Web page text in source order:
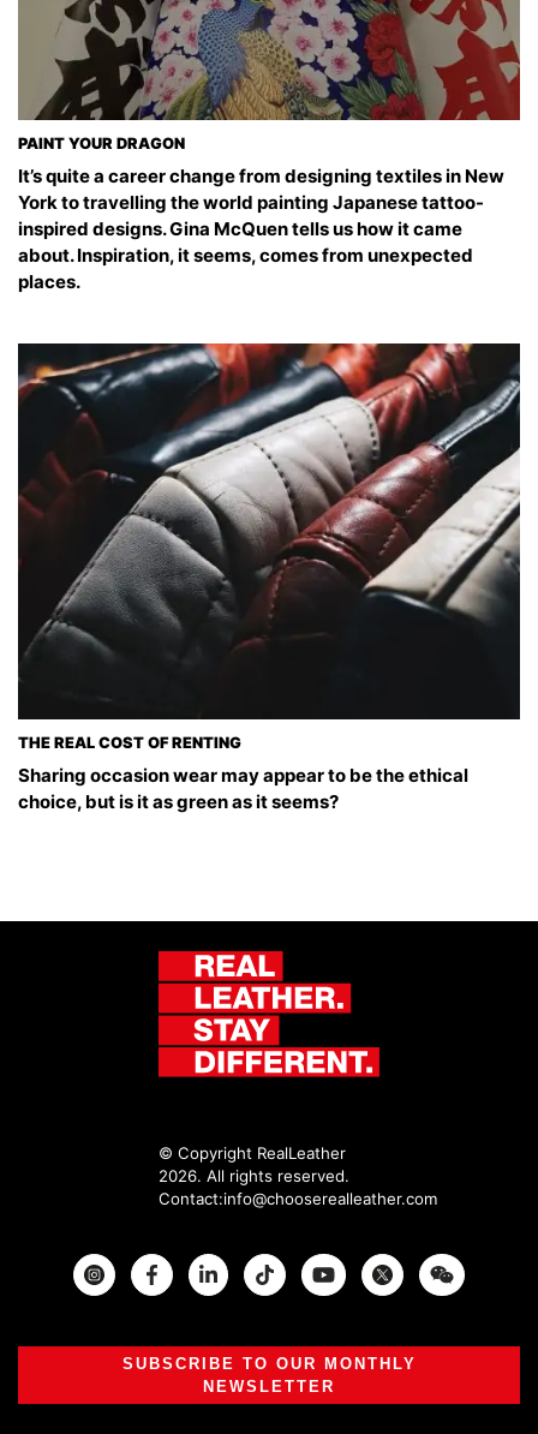
PAINT YOUR DRAGON
It’s quite a career change from designing textiles in New
York to travelling the world painting Japanese tattoo-
inspired designs. Gina McQuen tells us how it came
about. Inspiration, it seems, comes from unexpected
places.
THE REAL COST OF RENTING
Sharing occasion wear may appear to be the ethical
choice, but is it as green as it seems?
© Copyright RealLeather
2026. All rights reserved.
Contact:info@chooserealleather.com
InstagramFacebook Twitter
SUBSCRIBE TO OUR MONTHLY
NEWSLETTER